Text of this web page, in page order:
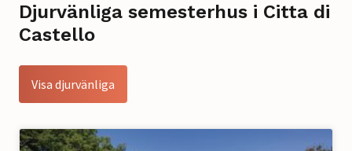
Djurvänliga semesterhus i Citta di
Castello
Visa djurvänliga